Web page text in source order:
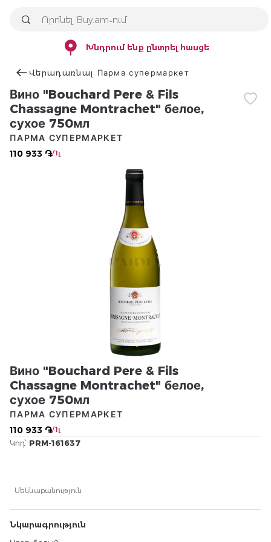
Խնդրում ենք ընտրել հասցե
Վերադառնալ Парма супермаркет
Вино "Bouchard Pere & Fils
Chassagne Montrachet" белое,
сухое 750мл
110 933 ֏/ 1լ
ПАРМА СУПЕРМАРКЕТ
Вино "Bouchard Pere & Fils
Chassagne Montrachet" белое,
сухое 750мл
110 933 ֏/ 1լ
ПАРМА СУПЕРМАРКЕТ
Կոդ՝ PRM-161637
Մեկնաբանություն
Նկարագրություն